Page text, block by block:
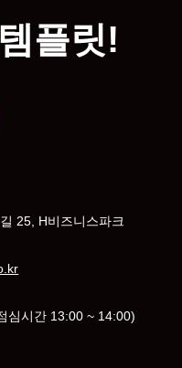
플릿!
25, H비즈니스파크
심시간 13:00 ~ 14:00)